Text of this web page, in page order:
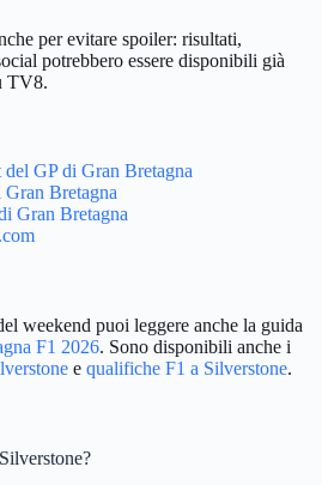
per evitare spoiler: risultati,
potrebbero essere disponibili già
TV8.
GP di Gran Bretagna
Bretagna
Gran Bretagna
weekend puoi leggere anche la guida
F1 2026. Sono disponibili anche i
e qualifiche F1 a Silverstone.